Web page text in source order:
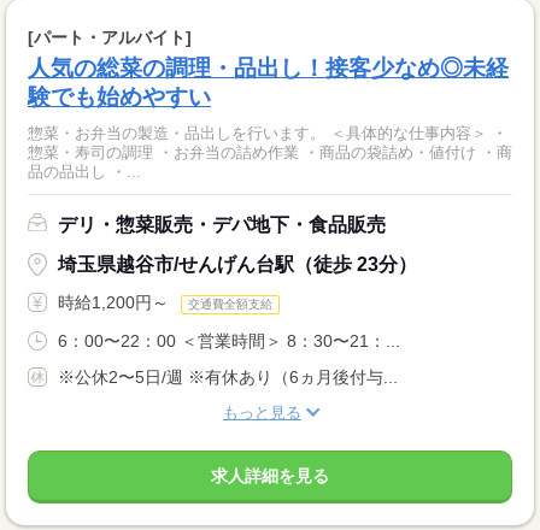
[パート・アルバイト]
人気の総菜の調理・品出し！接客少なめ◎未経
験でも始めやすい
惣菜・お弁当の製造・品出しを行います。 ＜具体的な仕事内容＞ ・
惣菜・寿司の調理 ・お弁当の詰め作業 ・商品の袋詰め・値付け ・商
品の品出し ・...
デリ・惣菜販売・デパ地下・食品販売
埼玉県越谷市/せんげん台駅（徒歩 23分）
時給1,200円～ 交通費全額支給
6：00〜22：00 ＜営業時間＞ 8：30〜21：...
※公休2〜5日/週 ※有休あり（6ヵ月後付与...
もっと見る
求人詳細を見る